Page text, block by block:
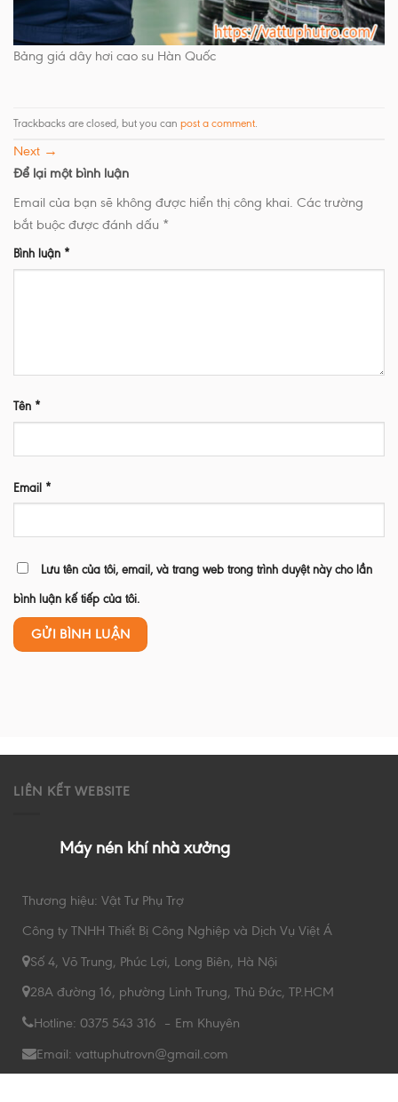
Bảng giá dây hơi cao su Hàn Quốc
Trackbacks are closed, but you can post a comment
Next →
Để lại một bình luận
Email của bạn sẽ không được hiển thị công khai. Các trường
bắt buộc được đánh dấu *
Bình luận *
Tên *
Email *
Lưu tên của tôi, email, và trang web trong trình duyệt này cho lần
bình luận kế tiếp của tôi.
LIÊN KẾT WEBSITE
Máy nén khí nhà xưởng
Thương hiệu: Vật Tư Phụ Trợ
Công ty TNHH Thiết Bị Công Nghiệp và Dịch Vụ Việt Á
Số 4, Võ Trung, Phúc Lợi, Long Biên, Hà Nội
28A đường 16, phường Linh Trung, Thủ Đức, TP.HCM
Hotline: 0375 543 316 – Em Khuyên
Email: vattuphutrovn@gmail.com